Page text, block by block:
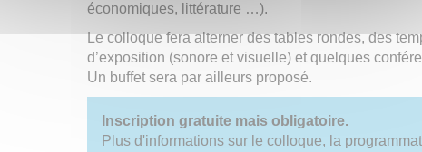
économiques, littérature …).
Le colloque fera alterner des tables rondes, des
d’exposition (sonore et visuelle) et quelques
Un buffet sera par ailleurs proposé.
Inscription gratuite mais obligatoire.
Plus d'informations sur le colloque, la